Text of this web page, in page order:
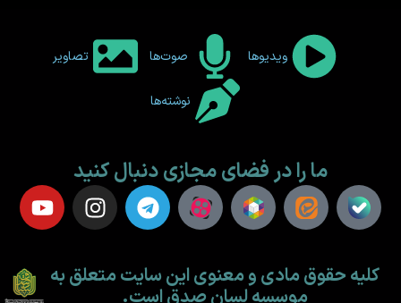
ویدیوها صوت‌ها تصاویر
نوشته‌ها
ما را در فضای مجازی دنبال کنید
کلیه حقوق مادی و معنوی این سایت متعلق به